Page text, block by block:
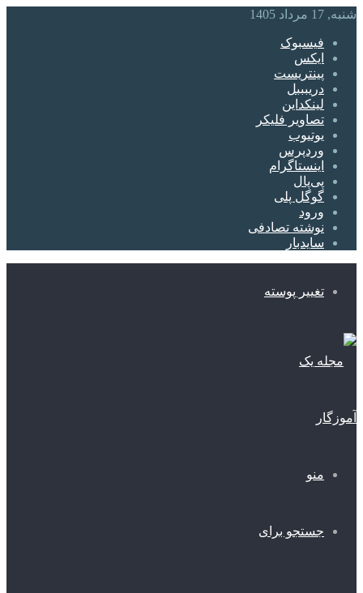
شنبه, 17 مرداد 1405
فیسبوک
ایکس
پینتریست
دریبببل
لینکداین
تصاویر فلیکر
یوتیوب
وردپرس
اینستاگرام
پی‌پال
گوگل پلی
ورود
نوشته تصادفی
سایدبار
تغییر پوسته
منو
جستجو برای